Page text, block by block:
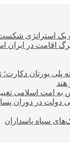
یک استراتژی
اقامت در ایران
پلی یورتان
هند
به امت اسلامی
دولت در دوران
سپاه پاسداران